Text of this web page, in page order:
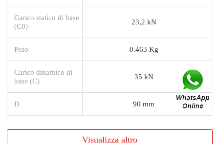
Carico statico di base
(C0)
23,2 kN
Peso 0.463 Kg
Carico dinamico di
base (C)
35 kN
D 90 mm
Visualizza altro